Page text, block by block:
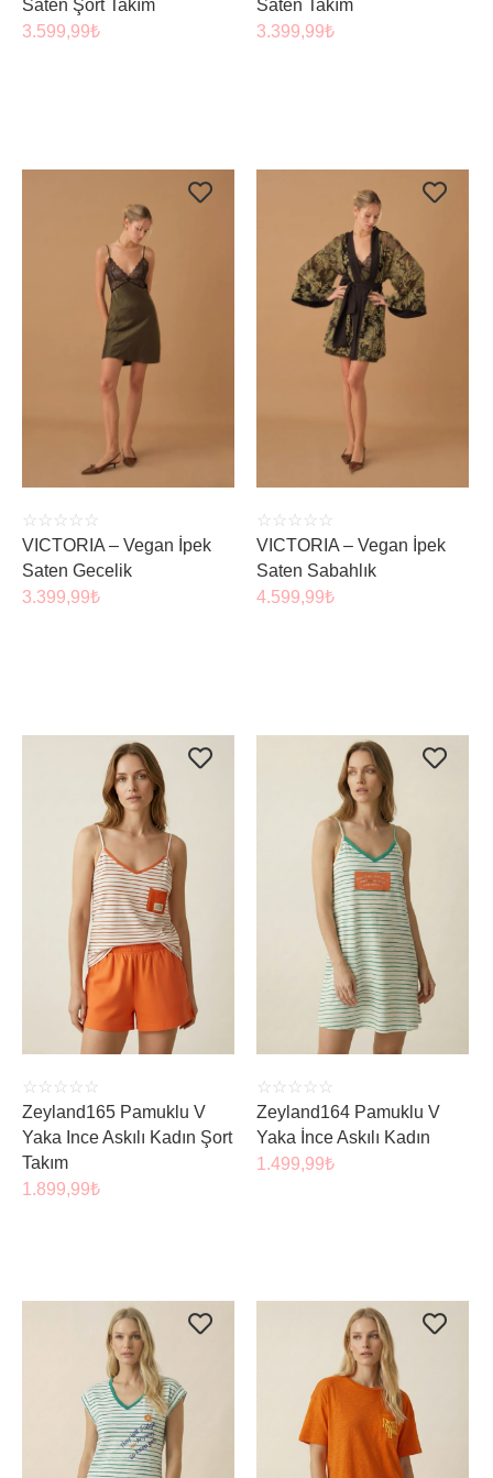
Saten Şort Takım
3.599,99₺
Saten Takım
3.399,99₺
ÜRÜNÜ İNCELE
☆ ☆ ☆ ☆ ☆
VICTORIA – Vegan İpek
Saten Gecelik
3.399,99₺
ÜRÜNÜ İNCELE
☆ ☆ ☆ ☆ ☆
VICTORIA – Vegan İpek
Saten Sabahlık
4.599,99₺
ÜRÜNÜ İNCELE
☆ ☆ ☆ ☆ ☆
Zeyland165 Pamuklu V
Yaka Ince Askılı Kadın Şort
Takım
1.899,99₺
ÜRÜNÜ İNCELE
☆ ☆ ☆ ☆ ☆
Zeyland164 Pamuklu V
Yaka İnce Askılı Kadın
1.499,99₺